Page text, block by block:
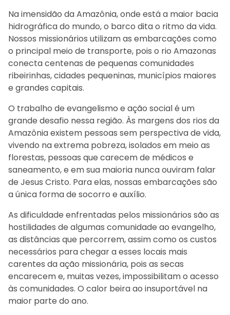
Na imensidão da Amazônia, onde está a maior bacia
hidrográfica do mundo, o barco dita o ritmo da vida.
Nossos missionários utilizam as embarcações como
o principal meio de transporte, pois o rio Amazonas
conecta centenas de pequenas comunidades
ribeirinhas, cidades pequeninas, municípios maiores
e grandes capitais.
O trabalho de evangelismo e ação social é um
grande desafio nessa região. Às margens dos rios da
Amazônia existem pessoas sem perspectiva de vida,
vivendo na extrema pobreza, isolados em meio as
florestas, pessoas que carecem de médicos e
saneamento, e em sua maioria nunca ouviram falar
de Jesus Cristo. Para elas, nossas embarcações são
a única forma de socorro e auxílio.
As dificuldade enfrentadas pelos missionários são as
hostilidades de algumas comunidade ao evangelho,
as distâncias que percorrem, assim como os custos
necessários para chegar a esses locais mais
carentes da ação missionária, pois as secas
encarecem e, muitas vezes, impossibilitam o acesso
às comunidades. O calor beira ao insuportável na
maior parte do ano.